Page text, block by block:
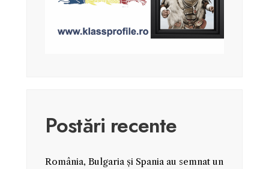
Postări recente
România, Bulgaria și Spania au semnat un